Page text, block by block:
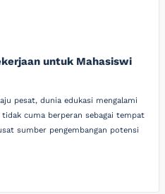
untuk Mahasiswi
pesat, dunia edukasi mengalami
cuma berperan sebagai tempat
sumber pengembangan potensi